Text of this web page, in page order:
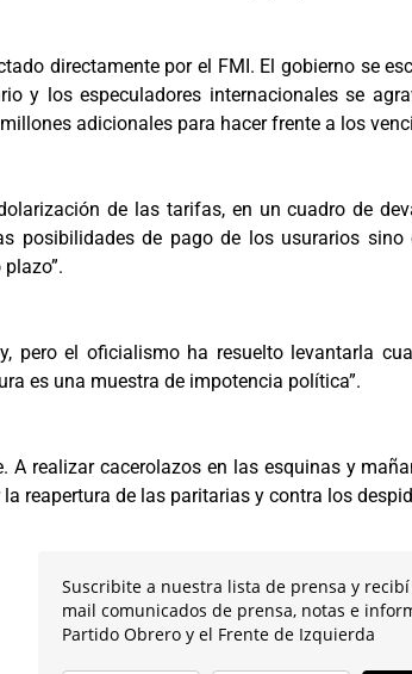
directamente por el FMI. El gobierno se
y los especuladores internacionales se
adicionales para hacer frente a los
de las tarifas, en un cuadro de
posibilidades de pago de los usurarios
pero el oficialismo ha resuelto levantarla
es una muestra de impotencia política”.
A realizar cacerolazos en las esquinas y
reapertura de las paritarias y contra los
Suscribite a nuestra lista de prensa y
mail comunicados de prensa, notas e
Partido Obrero y el Frente de Izquierda